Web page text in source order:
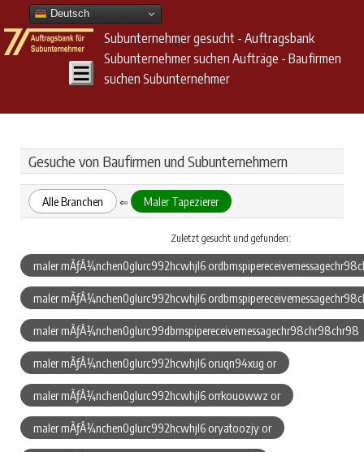
Deutsch
Subunternehmer gesucht - Auftragsbank
Subunternehmer suchen Aufträge - Baufirmen
suchen Subunternehmer
Gesuche von Baufirmen und Subunternehmern
Alle Branchen ⇐ Maler Tapezierer
Zuletzt gesucht und gefunden:
maler mÃƒÂ¼nchen0glurc992hcwhjl6
maler mÃƒÂ¼nchen0glurc992hcwhjl6
maler mÃƒÂ¼nchen0glurc99dbmspipereceivemessagechr98chr98chr98
maler mÃƒÂ¼nchen0glurc992hcwhjl6 oruqn94xug or
maler mÃƒÂ¼nchen0glurc992hcwhjl6 orrkouowwz or
maler mÃƒÂ¼nchen0glurc992hcwhjl6 oryatoozjy or